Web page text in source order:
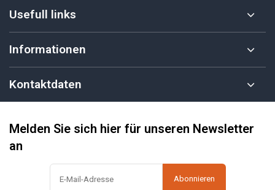
Usefull links
Informationen
Kontaktdaten
Melden Sie sich hier für unseren Newsletter
an
Abonnieren